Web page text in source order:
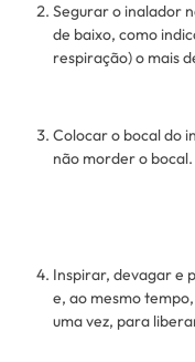
Segurar o inalador
de baixo, como
respiração) o mais
Colocar o bocal do
não morder o bocal.
Inspirar, devagar e
e, ao mesmo
uma vez, para